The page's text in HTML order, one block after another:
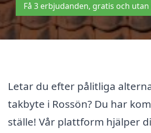
Få 3 erbjudanden, gratis och
Letar du efter pålitliga
takbyte i Rossön? Du har
ställe! Vår plattform hjälper